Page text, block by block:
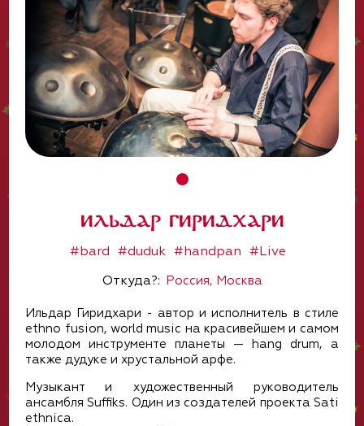
Ильдар Гиридхари
#bard #duduk #handpan #Live
Откуда?: Россия, Москва
Ильдар Гиридхари - автор и исполнитель в стиле
ethno fusion, world music на красивейшем и самом
молодом инструменте планеты — hang drum, а
также дудуке и хрустальной арфе.
Музыкант и художественный руководитель
ансамбля Suffiks. Один из создателей проекта Sati
ethnica.